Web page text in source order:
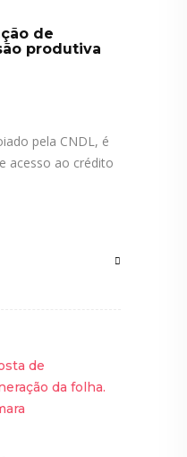
de
produtiva
pela CNDL, é
acesso ao crédito